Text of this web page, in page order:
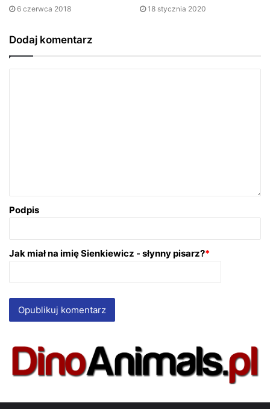
6 czerwca 2018 18 stycznia 2020
Dodaj komentarz
Podpis
Jak miał na imię Sienkiewicz - słynny pisarz?*